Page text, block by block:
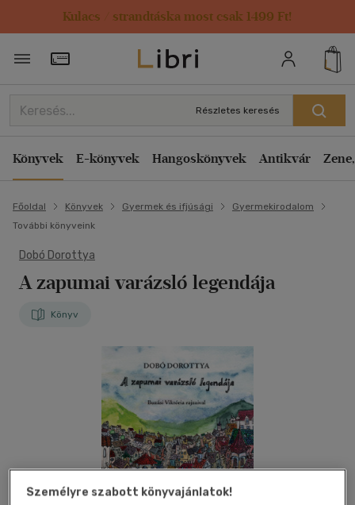
Kulacs / strandtáska most csak 1499 Ft!
Törzsvásárlói Kártya adatai
Részletes keresés
Könyvek E-könyvek Hangoskönyvek Antikvár
Főoldal Könyvek Gyermek és ifjúsági
Gyermekirodalom
További könyveink
Dobó Dorottya
A zapumai varázsló legendája
Könyv
Személyre szabott könyvajánlatok!